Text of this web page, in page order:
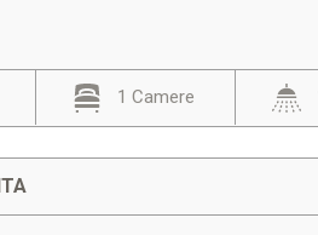
1 Camere